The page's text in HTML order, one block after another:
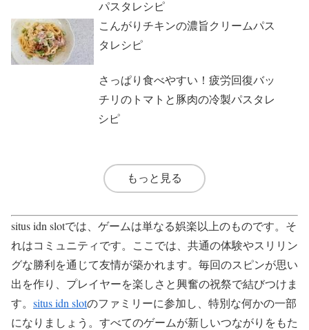
パスタレシピ
こんがりチキンの濃旨クリームパス
タレシピ
さっぱり食べやすい！疲労回復バッ
チリのトマトと豚肉の冷製パスタレ
シピ
もっと見る
situs idn slotでは、ゲームは単なる娯楽以上のものです。そ
れはコミュニティです。ここでは、共通の体験やスリリン
グな勝利を通じて友情が築かれます。毎回のスピンが思い
出を作り、プレイヤーを楽しさと興奮の祝祭で結びつけま
す。 situs idn slotのファミリーに参加し、特別な何かの一部
になりましょう。すべてのゲームが新しいつながりをもた